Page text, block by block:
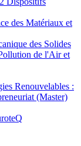
des Matériaux et
des Solides
de l'Air et
Renouvelables :
(Master)